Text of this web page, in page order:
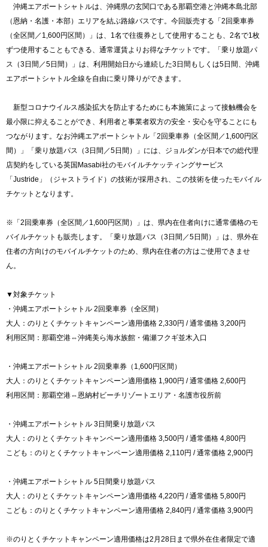
沖縄エアポートシャトルは、沖縄県の玄関口である那覇空港と沖縄本島北部
（恩納・名護・本部）エリアを結ぶ路線バスです。今回販売する「2回乗車券
（全区間／1,600円区間）」は、1名で往復券として使用することも、2名で1枚
ずつ使用することもできる、通常運賃よりお得なチケットです。「乗り放題パ
ス（3日間／5日間）」は、利用開始日から連続した3日間もしくは5日間、沖縄
エアポートシャトル全線を自由に乗り降りができます。
新型コロナウイルス感染拡大を防止するためにも本施策によって接触機会を
最小限に抑えることができ、利用者と事業者双方の安全・安心を守ることにも
つながります。なお沖縄エアポートシャトル「2回乗車券（全区間／1,600円区
間）」「乗り放題パス（3日間／5日間）」には、ジョルダンが日本での総代理
店契約をしている英国Masabi社のモバイルチケッティングサービス
「Justride」（ジャストライド）の技術が採用され、この技術を使ったモバイル
チケットとなります。
※「2回乗車券（全区間／1,600円区間）」は、県内在住者向けに通常価格のモ
バイルチケットも販売します。「乗り放題パス（3日間／5日間）」は、県外在
住者の方向けのモバイルチケットのため、県内在住者の方はご使用できませ
ん。
▼対象チケット
・沖縄エアポートシャトル 2回乗車券（全区間）
大人：のりとくチケットキャンペーン適用価格 2,330円 / 通常価格 3,200円
利用区間：那覇空港⇔沖縄美ら海水族館・備瀬フクギ並木入口
・沖縄エアポートシャトル 2回乗車券（1,600円区間）
大人：のりとくチケットキャンペーン適用価格 1,900円 / 通常価格 2,600円
利用区間：那覇空港⇔恩納村ビーチリゾートエリア・名護市役所前
・沖縄エアポートシャトル 3日間乗り放題パス
大人：のりとくチケットキャンペーン適用価格 3,500円 / 通常価格 4,800円
こども：のりとくチケットキャンペーン適用価格 2,110円 / 通常価格 2,900円
・沖縄エアポートシャトル 5日間乗り放題パス
大人：のりとくチケットキャンペーン適用価格 4,220円 / 通常価格 5,800円
こども：のりとくチケットキャンペーン適用価格 2,840円 / 通常価格 3,900円
※のりとくチケットキャンペーン適用価格は2月28日まで県外在住者限定で適